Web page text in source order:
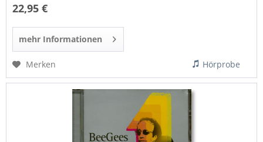
22,95 €
mehr Informationen
Merken Hörprobe